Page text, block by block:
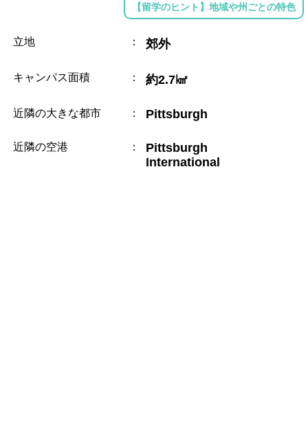
【留学のヒント】地域や州ごとの特色
立地 ： 郊外
キャンパス面積 ： 約2.7㎢
近隣の大きな都市 ： Pittsburgh
近隣の空港 ：
Pittsburgh
International